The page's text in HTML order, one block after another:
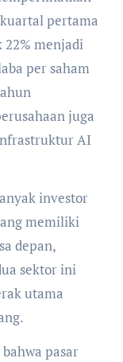
pertama
22% menjadi
per saham
juga
AI
investor
memiliki
depan,
sektor ini
utama
pasar